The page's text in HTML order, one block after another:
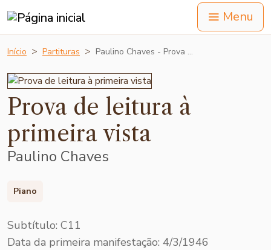
Menu
Início Partituras Paulino Chaves - Prova …
Prova de leitura à
primeira vista
Paulino Chaves
Piano
Subtítulo: C11
Data da primeira manifestação: 4/3/1946